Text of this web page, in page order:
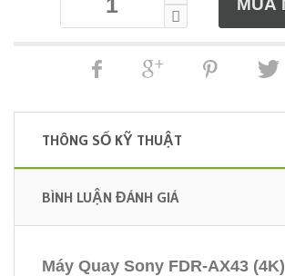
THÔNG SỐ KỸ THUẬT
BÌNH LUẬN ĐÁNH GIÁ
Máy Quay Sony FDR-AX43 (4K)